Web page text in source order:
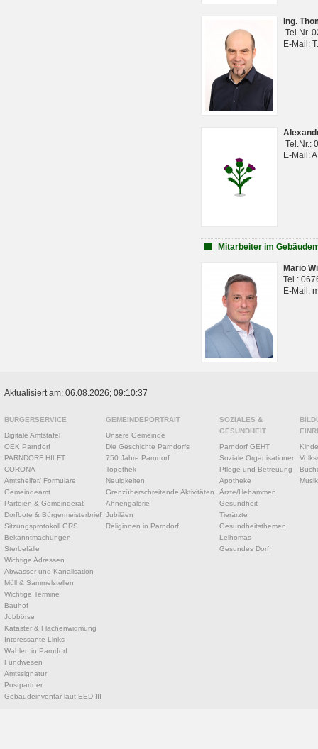
Ing.
Tel.Nr.
E-Mail:
Tel.Nr.:
E-Mail:
Mitarbeiter im
Mario
Tel.:
E-Mail:
Aktualisiert am: 06.08.2026; 09:10:37
BÜRGERSERVICE
Digitale Amtstafel
ÖEK Parndorf
PARNDORF HILFT
CORONA
Amtshelfer/ Formulare
Gemeindeamt
Parteien & Gemeinderat
Dorfbote & Bürgermeisterbrief
Sitzungsprotokoll GRS
Bekanntmachungen
Sterbefälle
Wichtige Adressen
Abwasser und Kanalisation
Müll & Sammelstellen
Wichtige Termine
Bauhof
Jobbörse
Kataster & Flächenwidmung
Interessante Links
Wahlen in Parndorf
Fundwesen
Amtssignatur
Postpartner
Gebäudeinventar laut EED III
GEMEINDEPORTRAIT
Unsere Gemeinde
Die Geschichte Parndorfs
750 Jahre Parndorf
Topothek
Neuigkeiten
Grenzüberschreitende Aktivitäten
Ahnengalerie
Jubiläen
Religionen in Parndorf
SOZIALES &
GESUNDHEIT
Parndorf GEHT
Soziale Organisationen
Pflege und Betreuung
Apotheke
Ärzte/Hebammen
Gesundheit
Tierärzte
Gesundheitsthemen
Leihomas
Gesundes Dorf